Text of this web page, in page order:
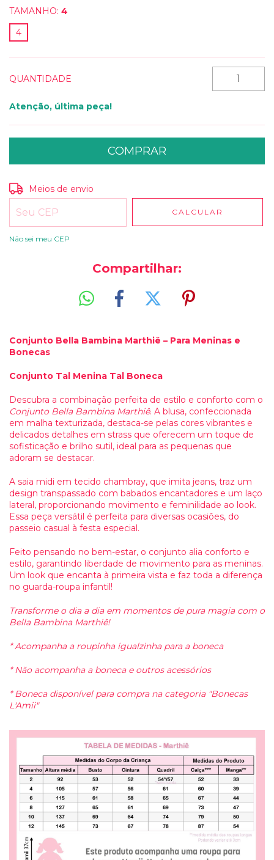
TAMANHO: 4
4
QUANTIDADE
Atenção, última peça!
Entregas para o CEP:
Meios de envio
CALCULAR
Não sei meu CEP
Compartilhar:
Conjunto Bella Bambina Marthiê – Para Meninas e
Bonecas
Conjunto Tal Menina Tal Boneca
Descubra a combinação perfeita de estilo e conforto com o
Conjunto Bella Bambina Marthiê. A blusa, confeccionada
em malha texturizada, destaca-se pelas cores vibrantes e
delicados detalhes em strass que oferecem um toque de
sofisticação e brilho sutil, ideal para as pequenas que
adoram se destacar.
A saia midi em tecido chambray, que imita jeans, traz um
design transpassado com babados encantadores e um laço
lateral, proporcionando movimento e feminilidade ao look.
Essa peça versátil é perfeita para diversas ocasiões, do
passeio casual à festa especial.
Feito pensando no bem-estar, o conjunto alia conforto e
estilo, garantindo liberdade de movimento para as meninas.
Um look que encanta à primeira vista e faz toda a diferença
no guarda-roupa infantil!
Transforme o dia a dia em momentos de pura magia com o
Bella Bambina Marthiê!
* Acompanha a roupinha igualzinha para a boneca
* Não acompanha a boneca e outros acessórios
* Boneca disponível para compra na categoria "Bonecas
L'Amii"